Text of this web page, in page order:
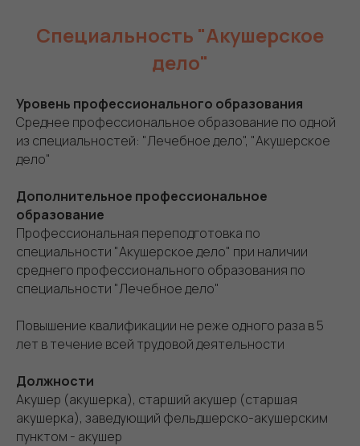
Специальность "Акушерское
дело"
Уровень профессионального образования
Среднее профессиональное образование по одной
из специальностей: "Лечебное дело", "Акушерское
дело"
Дополнительное профессиональное
образование
Профессиональная переподготовка по
специальности "Акушерское дело" при наличии
среднего профессионального образования по
специальности "Лечебное дело"
Повышение квалификации не реже одного раза в 5
лет в течение всей трудовой деятельности
Должности
Акушер (акушерка), старший акушер (старшая
акушерка), заведующий фельдшерско-акушерским
пунктом - акушер